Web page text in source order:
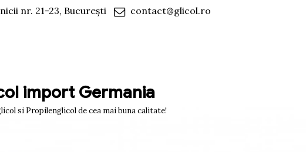
nr. 21-23, București contact@glicol.ro
import Germania
si Propilenglicol de cea mai buna calitate!